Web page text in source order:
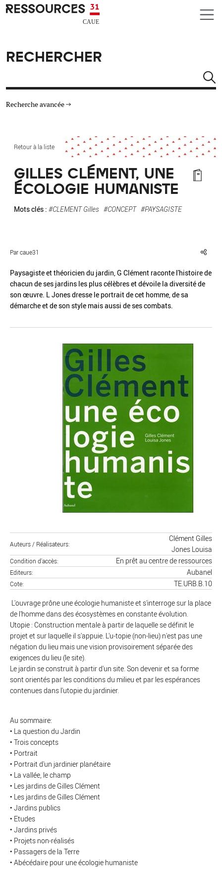
Aller au contenu principal
CAUE RESSOURCES 31
RECHERCHER
Recherche avancée
TYPE DE RESSOURCES
MATÉRIAUX
AUTRES CRITÈRES
Réinitialiser Fermer la recherche avancée
Retour à la liste
GILLES CLÉMENT, UNE
ÉCOLOGIE HUMANISTE
Mots clés : #CLEMENT Gilles #CONCEPT #PAYSAGISTE
Par caue31
Paysagiste et théoricien du jardin, G Clément raconte l'histoire de
chacun de ses jardins les plus célèbres et dévoile la diversité de
son œuvre. L Jones dresse le portrait de cet homme, de sa
démarche et de son style mais aussi de ses combats.
Auteurs / Réalisateurs
Clément Gilles
Jones Louisa
Condition d'accès En prêt au centre de ressources
Editeurs Aubanel
Cote TE.URB.B.10
L'ouvrage prône une écologie humaniste et s'interroge sur la place
de l'homme dans des écosystèmes en constante évolution.
Utopie : Construction mentale à partir de laquelle se définit le
projet et sur laquelle il s'appuie. L'u-topie (non-lieu) n'est pas une
négation du lieu mais une vision provisoirement séparée des
exigences du lieu (le site).
Le jardin se construit à partir d'un site. Son devenir et sa forme
sont orientés par les conditions du milieu et par les espérances
contenues dans l'utopie du jardinier.
Au sommaire:
• La question du Jardin
• Trois concepts
• Portrait
• Portrait d'un jardinier planétaire
• La vallée, le champ
• Les jardins de Gilles Clément
• Les jardins de Gilles Clément
• Jardins publics
• Etudes
• Jardins privés
• Projets non-réalisés
• Passagers de la Terre
• Abécédaire pour une écologie humaniste